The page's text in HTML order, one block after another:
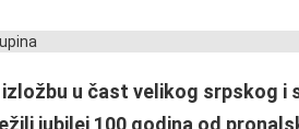
u čast velikog srpskog i
jubilej 100 godina od